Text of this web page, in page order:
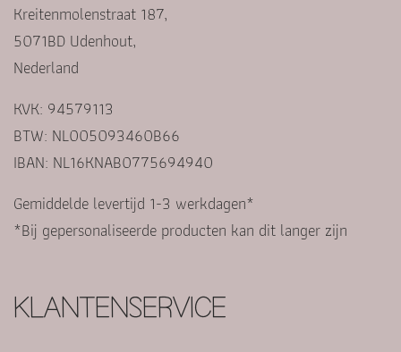
Kreitenmolenstraat 187,
5071BD Udenhout,
Nederland
KVK: 94579113
BTW: NL005093460B66
IBAN: NL16KNAB0775694940
Gemiddelde levertijd 1-3 werkdagen*
*Bij gepersonaliseerde producten kan dit langer zijn
KLANTENSERVICE